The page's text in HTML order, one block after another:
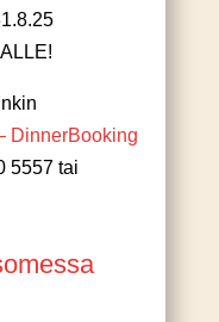
DinnerBooking
5557 tai